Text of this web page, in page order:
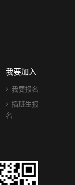
我要加入
我要报名
插班生报
名